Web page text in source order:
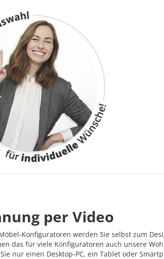
per Video
Konfiguratoren werden Sie selbst zum
das für viele Konfiguratoren auch unsere
nur einen Desktop-PC, ein Tablet oder